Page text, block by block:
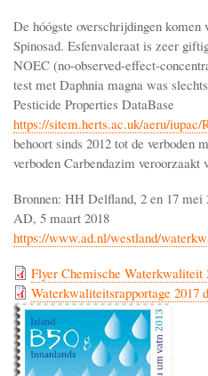
De hóógste overschrijdingen
Spinosad. Esfenvaleraat is zeer
NOEC (no-observed-effect-
test met Daphnia magna was
Pesticide Properties DataBase
https://sitem.herts.ac.uk/aeru/iupac/
behoort sinds 2012 tot de verboden
verboden Carbendazim veroorzaakt
Bronnen: HH Delfland, 2 en 17 mei
AD, 5 maart 2018
https://www.ad.nl/westland/
Flyer Chemische Waterkwaliteit
Waterkwaliteitsrapportage 2017